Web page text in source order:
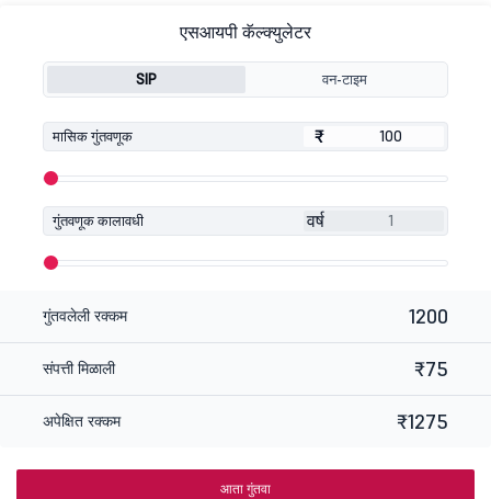
एसआयपी कॅल्क्युलेटर
SIP वन-टाइम
मासिक गुंतवणूक ₹
₹
गुंतवणूक कालावधी वर्ष
गुंतवलेली रक्कम 1200
संपत्ती मिळाली ₹75
अपेक्षित रक्कम ₹1275
आता गुंतवा